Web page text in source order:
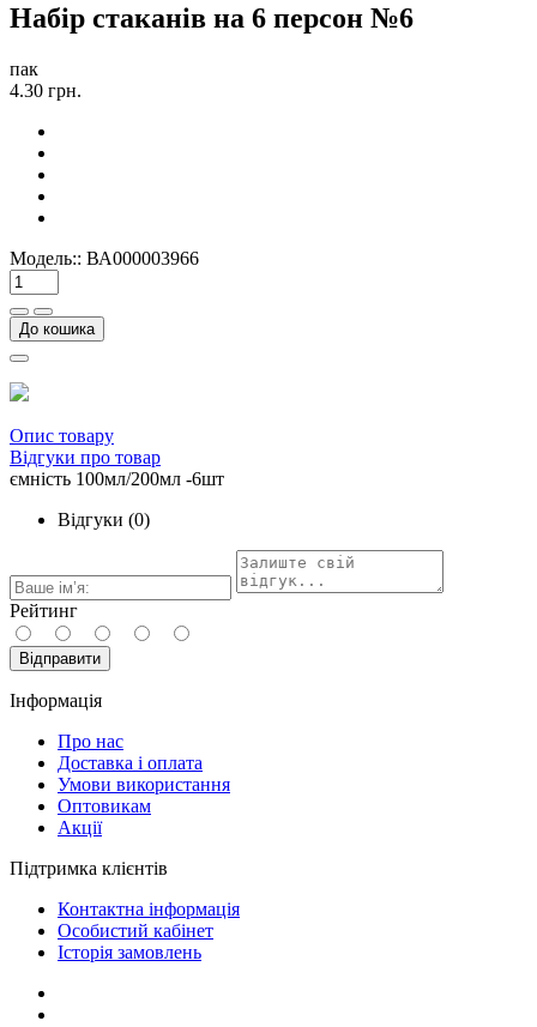
Набір стаканів на 6 персон №6
пак
4.30 грн.
Модель:: ВА000003966
До кошика
Опис товару
Відгуки про товар
ємність 100мл/200мл -6шт
Відгуки (0)
Рейтинг
Відправити
Інформація
Про нас
Доставка і оплата
Умови використання
Оптовикам
Акції
Підтримка клієнтів
Контактна інформація
Особистий кабінет
Історія замовлень